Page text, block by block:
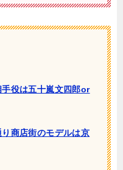
手役は五十嵐文四郎or
商店街のモデルは京